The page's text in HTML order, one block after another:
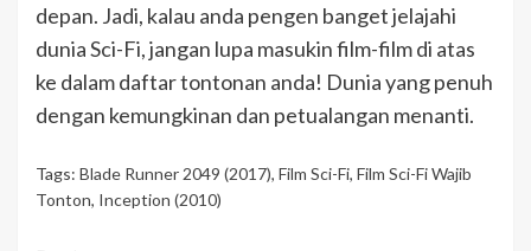
depan. Jadi, kalau anda pengen banget jelajahi
dunia Sci-Fi, jangan lupa masukin film-film di atas
ke dalam daftar tontonan anda! Dunia yang penuh
dengan kemungkinan dan petualangan menanti.
Tags: Blade Runner 2049 (2017), Film Sci-Fi, Film Sci-Fi Wajib
Tonton, Inception (2010)